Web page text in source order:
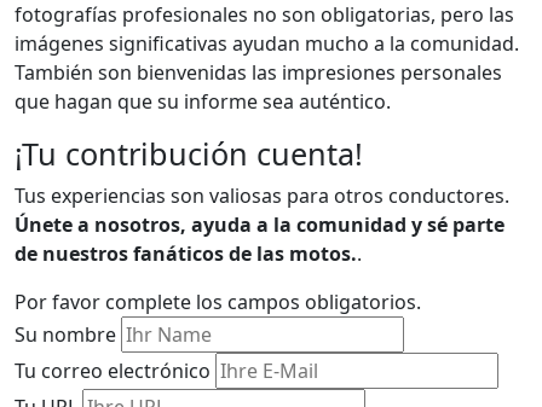
fotografías profesionales no son obligatorias, pero las
imágenes significativas ayudan mucho a la comunidad.
También son bienvenidas las impresiones personales
que hagan que su informe sea auténtico.
¡Tu contribución cuenta!
Tus experiencias son valiosas para otros conductores.
Únete a nosotros, ayuda a la comunidad y sé parte
de nuestros fanáticos de las motos..
Por favor complete los campos obligatorios.
Su nombre
Tu correo electrónico